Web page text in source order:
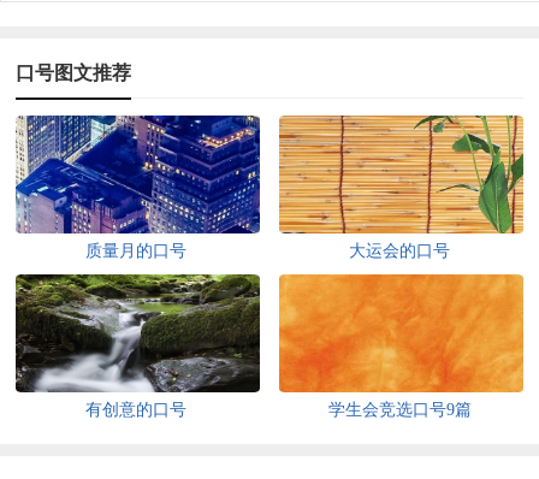
口号图文推荐
质量月的口号 大运会的口号
有创意的口号 学生会竞选口号9篇